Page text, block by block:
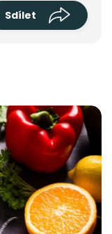
Sdílet